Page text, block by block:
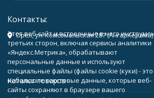
Контакты:
Орёл, ул. Комсомольская 287 (АнгарКерама)
Каталог товаров
Этот веб-сайт и встроенные в него
третьих сторон, включая сервисы аналитики
«Яндекс.Метрика», обрабатывают
персональные данные и используют
специальные файлы (файлы cookie (куки) - это
небольшие текстовые данные, которые веб-
сайты сохраняют в браузере вашего